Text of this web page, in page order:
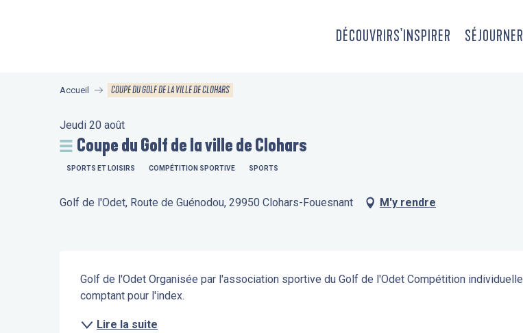
DÉCOUVRIRS'INSPIRER SÉJOURNER
Accueil COUPE DU GOLF DE LA VILLE DE CLOHARS
Jeudi 20 août
Coupe du Golf de la ville de Clohars
SPORTS ET LOISIRS COMPÉTITION SPORTIVE SPORTS
Golf de l'Odet, Route de Guénodou, 29950 Clohars-Fouesnant M'y rendre
Description
Golf de l'Odet Organisée par l'association sportive du Golf de l'Odet Compétition individuelle
comptant pour l'index.
Lire la suite